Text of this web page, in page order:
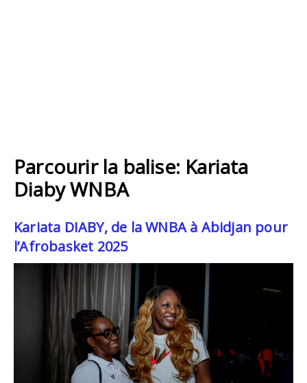
Parcourir la balise: Kariata
Diaby WNBA
Kariata DIABY, de la WNBA à Abidjan pour
l’Afrobasket 2025